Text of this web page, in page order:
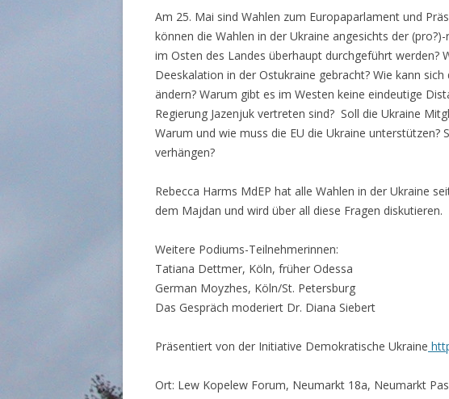
Am 25. Mai sind Wahlen zum Europaparlament und
können die Wahlen in der Ukraine angesichts der
im Osten des Landes überhaupt durchgeführt werden?
Deeskalation in der Ostukraine gebracht? Wie kann
ändern? Warum gibt es im Westen keine eindeutige
Regierung Jazenjuk vertreten sind? Soll die Ukraine
Warum und wie muss die EU die Ukraine unterstützen?
verhängen?
Rebecca Harms MdEP hat alle Wahlen in der Ukraine
dem Majdan und wird über all diese Fragen diskutieren.
Weitere Podiums-Teilnehmerinnen:
Tatiana Dettmer, Köln, früher Odessa
German Moyzhes, Köln/St. Petersburg
Das Gespräch moderiert Dr. Diana Siebert
Präsentiert von der Initiative Demokratische Ukraine
Ort: Lew Kopelew Forum, Neumarkt 18a, Neumarkt